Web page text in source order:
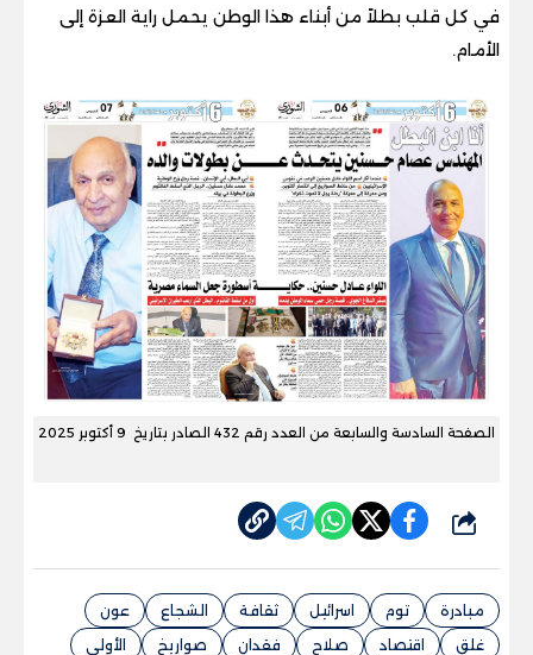
في كل قلب بطلاً من أبناء هذا الوطن يحمل راية العزة إلى
الأمام.
الصفحة السادسة والسابعة من العدد رقم 432 الصادر بتاريخ 9 أكتوبر 2025
شارك
مبادرة توم اسرائيل ثقافة الشجاع
عون
غلق
اقتصاد صلاح فقدان صواريخ
الأولى